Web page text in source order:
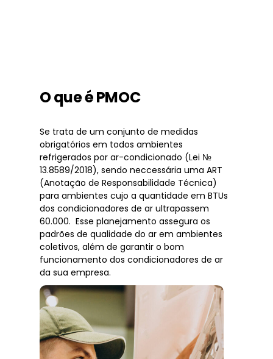
O que é PMOC
Se trata de um conjunto de medidas
obrigatórios em todos ambientes
refrigerados por ar-condicionado (Lei №
13.8589/2018), sendo neccessária uma ART
(Anotação de Responsabilidade Técnica)
para ambientes cujo a quantidade em BTUs
dos condicionadores de ar ultrapassem
60.000. Esse planejamento assegura os
padrões de qualidade do ar em ambientes
coletivos, além de garantir o bom
funcionamento dos condicionadores de ar
da sua empresa.